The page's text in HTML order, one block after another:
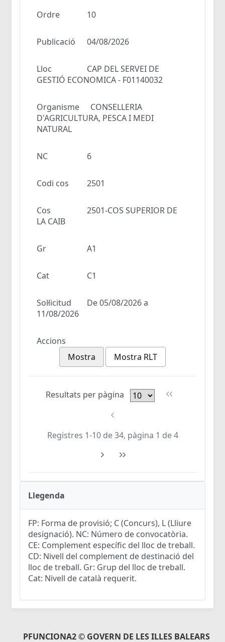
Ordre 10
Publicació 04/08/2026
Lloc
CAP DEL SERVEI DE
GESTIÓ ECONOMICA - F01140032
Organisme
CONSELLERIA
D'AGRICULTURA, PESCA I MEDI
NATURAL
NC 6
Codi cos 2501
Cos
2501-COS SUPERIOR DE
LA CAIB
Gr A1
Cat C1
Sol·licitud
De 05/08/2026 a
11/08/2026
Accions
Mostra
Mostra RLT
Resultats per pàgina
Registres 1-10 de 34, pàgina 1 de 4
Llegenda
FP: Forma de provisió; C (Concurs), L (Lliure
designació). NC: Número de convocatòria.
CE: Complement específic del lloc de treball.
CD: Nivell del complement de destinació del
lloc de treball. Gr: Grup del lloc de treball.
Cat: Nivell de català requerit.
PFUNCIONA2 © GOVERN DE LES ILLES BALEARS